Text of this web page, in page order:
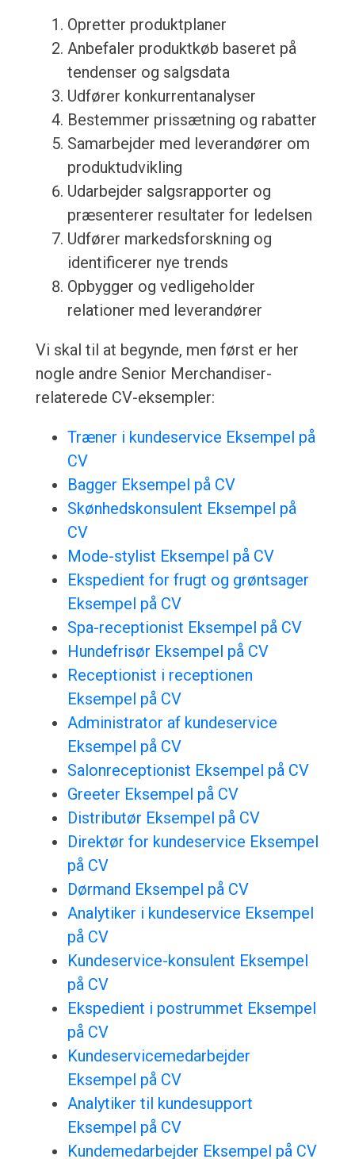
Opretter produktplaner
Anbefaler produktkøb baseret på
tendenser og salgsdata
Udfører konkurrentanalyser
Bestemmer prissætning og rabatter
Samarbejder med leverandører om
produktudvikling
Udarbejder salgsrapporter og
præsenterer resultater for ledelsen
Udfører markedsforskning og
identificerer nye trends
Opbygger og vedligeholder
relationer med leverandører
Vi skal til at begynde, men først er her
nogle andre Senior Merchandiser-
relaterede CV-eksempler:
Træner i kundeservice Eksempel på
CV
Bagger Eksempel på CV
Skønhedskonsulent Eksempel på
CV
Mode-stylist Eksempel på CV
Ekspedient for frugt og grøntsager
Eksempel på CV
Spa-receptionist Eksempel på CV
Hundefrisør Eksempel på CV
Receptionist i receptionen
Eksempel på CV
Administrator af kundeservice
Eksempel på CV
Salonreceptionist Eksempel på CV
Greeter Eksempel på CV
Distributør Eksempel på CV
Direktør for kundeservice Eksempel
på CV
Dørmand Eksempel på CV
Analytiker i kundeservice Eksempel
på CV
Kundeservice-konsulent Eksempel
på CV
Ekspedient i postrummet Eksempel
på CV
Kundeservicemedarbejder
Eksempel på CV
Analytiker til kundesupport
Eksempel på CV
Kundemedarbejder Eksempel på CV